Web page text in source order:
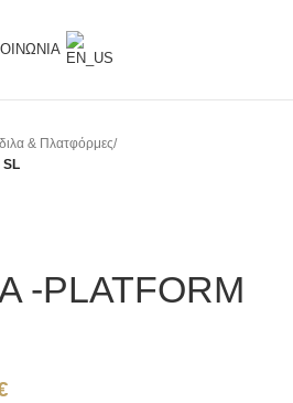
& Πλατφόρμες/
SL
-PLATFORM